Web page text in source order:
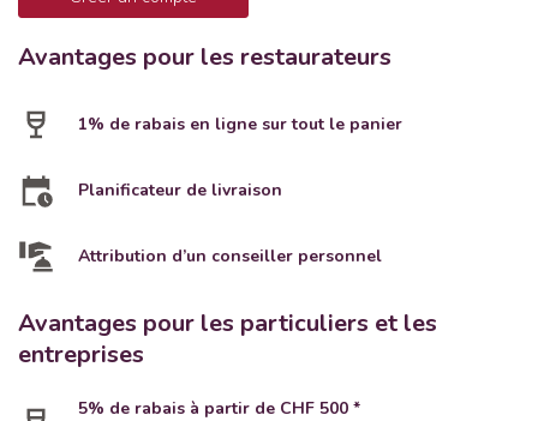
Avantages pour les restaurateurs
1% de rabais en ligne sur tout le panier
Planificateur de livraison
Attribution d’un conseiller personnel
Avantages pour les particuliers et les
entreprises
5% de rabais à partir de CHF 500 *